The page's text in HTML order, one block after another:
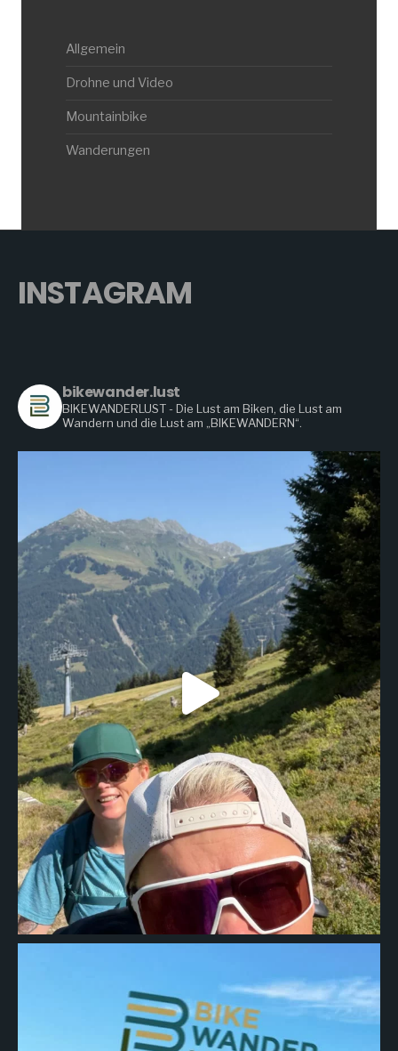
Allgemein
Drohne und Video
Mountainbike
Wanderungen
INSTAGRAM
bikewander.lust
BIKEWANDERLUST - Die Lust am Biken, die Lust am
Wandern und die Lust am „BIKEWANDERN“.